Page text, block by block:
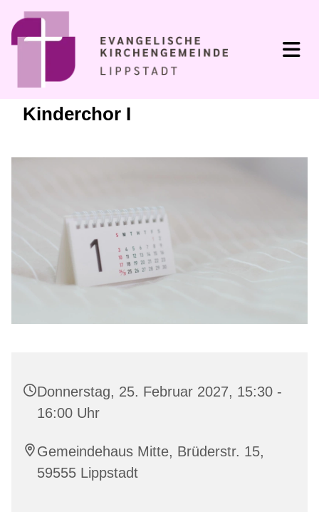
Kinderchor I
Donnerstag, 25. Februar 2027, 15:30 -
16:00 Uhr
Gemeindehaus Mitte, Brüderstr. 15,
59555 Lippstadt